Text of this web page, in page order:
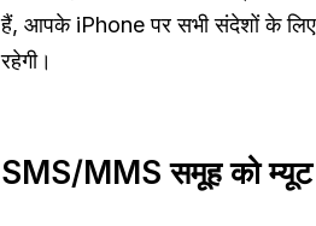
हैं, आपके iPhone पर सभी संदेशों के लिए
रहेगी।
SMS/MMS समूह को